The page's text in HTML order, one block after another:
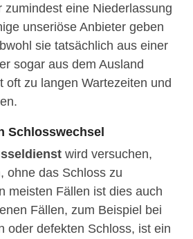
zumindest eine Niederlassung
unseriöse Anbieter geben
sie tatsächlich aus einer
sogar aus dem Ausland
oft zu langen Wartezeiten und
Schlosswechsel
wird versuchen,
ohne das Schloss zu
meisten Fällen ist dies auch
Fällen, zum Beispiel bei
oder defekten Schloss, ist ein